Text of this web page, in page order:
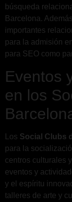
búsqueda
Barcelona.
importantes
para la admisión
para SEO como
Eventos
en los
Los Social Clubs
para la
centros culturales
eventos y
y el espíritu
talleres de arte y